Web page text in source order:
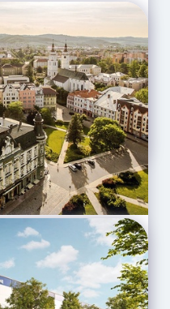
Podpořte
kraj a
výnos
bytů v